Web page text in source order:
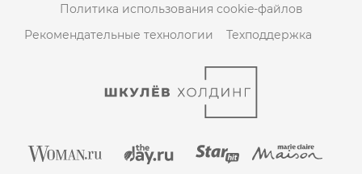
Политика использования cookie-файлов
Рекомендательные технологии
Техподдержка